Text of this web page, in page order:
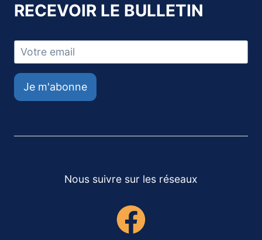
RECEVOIR LE BULLETIN
Je m'abonne
Nous suivre sur les réseaux